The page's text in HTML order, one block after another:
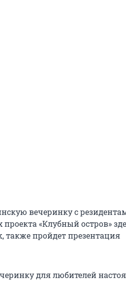
вечеринку с
проекта «Клубный остров»
также пройдет презентация
для любителей